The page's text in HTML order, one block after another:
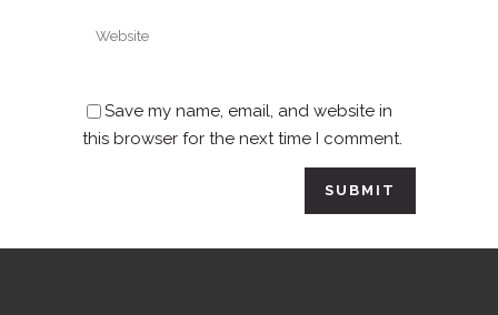
Save my name, email, and website in
this browser for the next time I comment.